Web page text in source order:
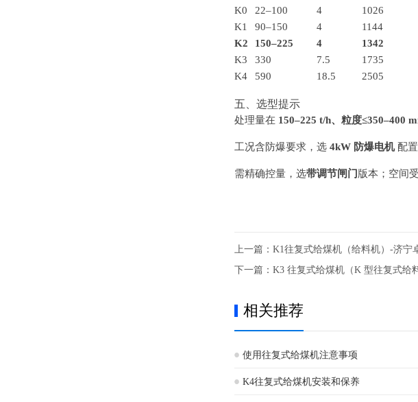
K0
22–100 4
1026
K1
90–150 4
1144
K2
150–225 4
1342
K3
330 7.5
1735
K4
590 18.5 2505
五、选型提示
处理量在 150–225 t/h、粒度≤350–400
工况含防爆要求，选 4kW 防爆电机配置
需精确控量，选带调节闸门 版本；空间
上一篇： K1往复式给煤机（给料机）-济宁
下一篇： K3 往复式给煤机（K 型往复式给
相关推荐
使用往复式给煤机注意事项
K4往复式给煤机安装和保养